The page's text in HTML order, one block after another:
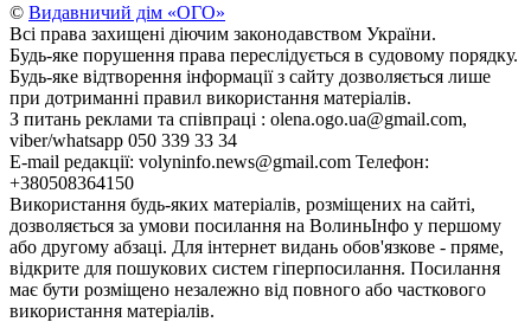
© Видавничий дім «ОГО»
Всі права захищені діючим законодавством України.
Будь-яке порушення права переслідується в судовому порядку.
Будь-яке відтворення інформації з сайту дозволяється лише
при дотриманні правил використання матеріалів.
З питань реклами та співпраці : olena.ogo.ua@gmail.com,
viber/whatsapp 050 339 33 34
E-mail редакції: volyninfo.news@gmail.com Телефон:
+380508364150
Використання будь-яких матеріалів, розміщених на сайті,
дозволяється за умови посилання на ВолиньІнфо у першому
або другому абзаці. Для інтернет видань обов'язкове - пряме,
відкрите для пошукових систем гіперпосилання. Посилання
має бути розміщено незалежно від повного або часткового
використання матеріалів.